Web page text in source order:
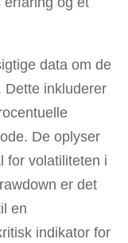
data om de
inkluderer
De oplyser
for volatiliteten i
er det
en
indikator for